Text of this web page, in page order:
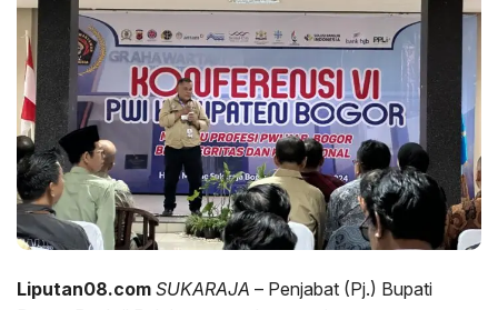
Liputan08.com SUKARAJA – Penjabat (Pj.) Bupati